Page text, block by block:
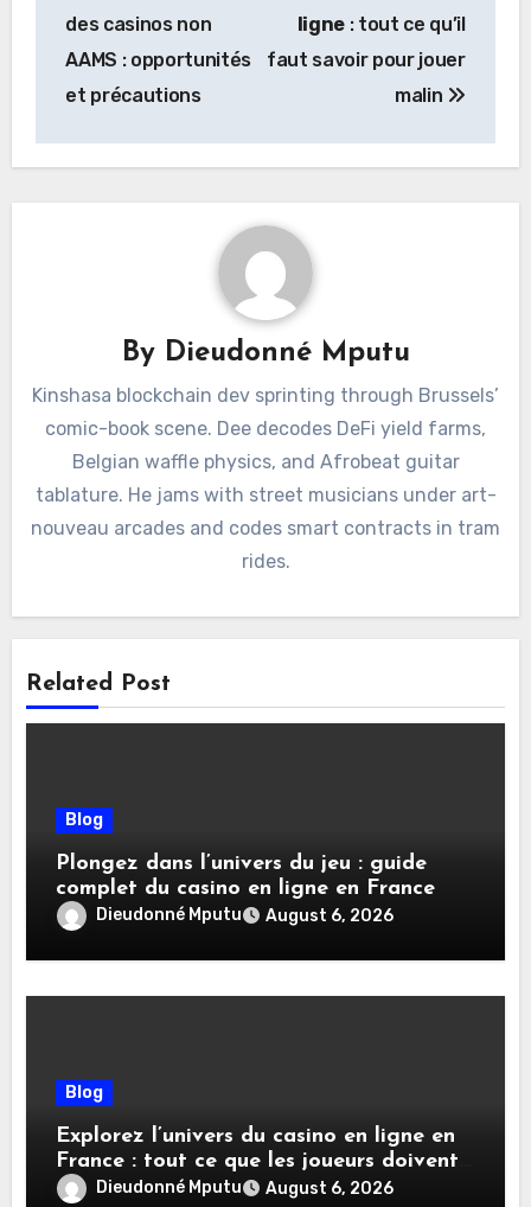
des casinos non
AAMS : opportunités
et précautions
ligne: tout ce qu’il
faut savoir pour jouer
malin
By Dieudonné Mputu
Kinshasa blockchain dev sprinting through Brussels’
comic-book scene. Dee decodes DeFi yield farms,
Belgian waffle physics, and Afrobeat guitar
tablature. He jams with street musicians under art-
nouveau arcades and codes smart contracts in tram
rides.
Related Post
Blog
Plongez dans l’univers du jeu : guide
complet du casino en ligne en France
Dieudonné Mputu August 6, 2026
Blog
Explorez l’univers du casino en ligne en
France : tout ce que les joueurs doivent
savoirDieudonné Mputu August 6, 2026